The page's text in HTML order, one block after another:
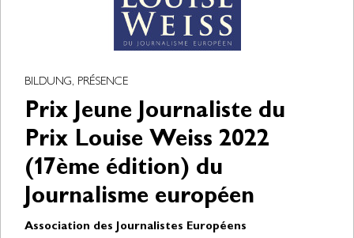
BILDUNG, PRÉSENCE
Prix Jeune Journaliste du
Prix Louise Weiss 2022
(17ème édition) du
Journalisme européen
Association des Journalistes Européens